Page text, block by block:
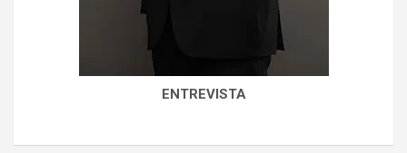
ENTREVISTA